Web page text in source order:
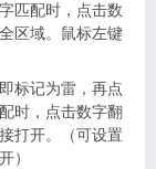
匹配时，点击数
区域。鼠标左键
标记为雷，再点
时，点击数字翻
打开。（可设置
）